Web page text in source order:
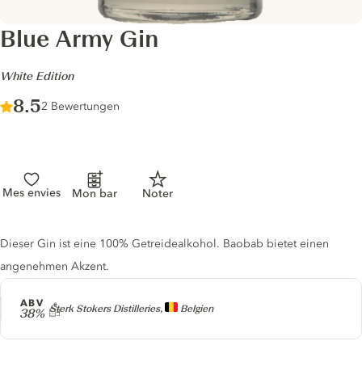
Blue Army Gin
-White Edition
Score :
8.5/ 10
2 Bewertungen
Mes envies Mon bar Noter
Producer
Sterk Stokers Distilleries, Belgien
ABV
38%
Gin description
Dieser Gin ist eine 100% Getreidealkohol. Baobab bietet einen
angenehmen Akzent.